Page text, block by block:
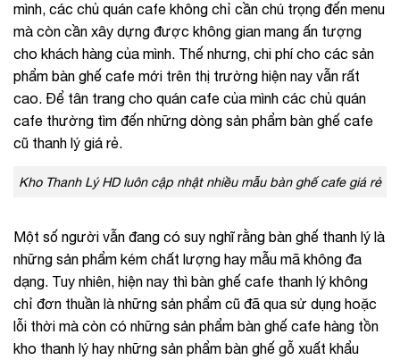
mình, các chủ quán cafe không chỉ cần chú trọng đến menu
mà còn cần xây dựng được không gian mang ấn tượng
cho khách hàng của mình. Thế nhưng, chi phí cho các sản
phẩm bàn ghế cafe mới trên thị trường hiện nay vẫn rất
cao. Để tân trang cho quán cafe của mình các chủ quán
cafe thường tìm đến những dòng sản phẩm bàn ghế cafe
cũ thanh lý giá rẻ.
Kho Thanh Lý HD luôn cập nhật nhiều mẫu bàn ghế cafe giá rẻ
Một số người vẫn đang có suy nghĩ rằng bàn ghế thanh lý là
những sản phẩm kém chất lượng hay mẫu mã không đa
dạng. Tuy nhiên, hiện nay thì bàn ghế cafe thanh lý không
chỉ đơn thuần là những sản phẩm cũ đã qua sử dụng hoặc
lỗi thời mà còn có những sản phẩm bàn ghế cafe hàng tồn
kho thanh lý hay những sản phẩm bàn ghế gỗ xuất khẩu